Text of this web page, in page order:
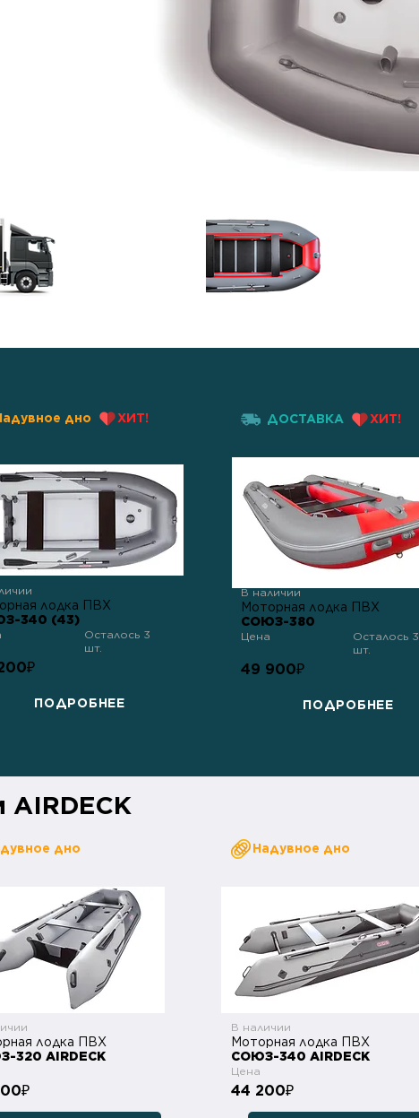
дно ХИТ!
лодка ПВХ
340 (43)
Осталось 3
шт.
₽
ПОДРОБНЕЕ
ДОСТАВКА ХИТ!
В наличии
Моторная лодка ПВХ
СОЮЗ-380
Цена
Осталось 3
шт.
49 900₽
ПОДРОБНЕЕ
дно
лодка ПВХ
320 AIRDECK
₽
Надувное дно
В наличии
Моторная лодка ПВХ
СОЮЗ-340 AIRDECK
Цена
44 200₽